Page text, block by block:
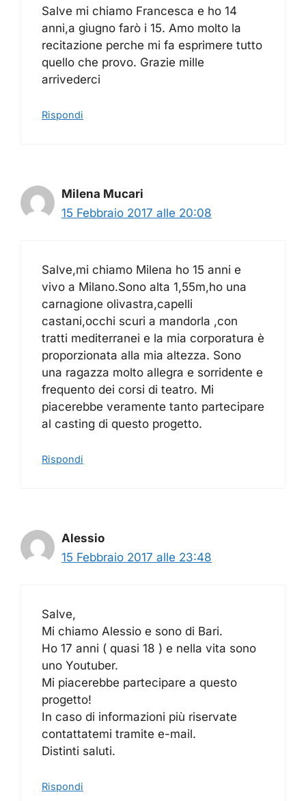
Salve mi chiamo Francesca e ho 14
anni,a giugno farò i 15. Amo molto la
recitazione perche mi fa esprimere tutto
quello che provo. Grazie mille
arrivederci
Rispondi
Milena Mucari
15 Febbraio 2017 alle 20:08
Salve,mi chiamo Milena ho 15 anni e
vivo a Milano.Sono alta 1,55m,ho una
carnagione olivastra,capelli
castani,occhi scuri a mandorla ,con
tratti mediterranei e la mia corporatura è
proporzionata alla mia altezza. Sono
una ragazza molto allegra e sorridente e
frequento dei corsi di teatro. Mi
piacerebbe veramente tanto partecipare
al casting di questo progetto.
Rispondi
Alessio
15 Febbraio 2017 alle 23:48
Salve,
Mi chiamo Alessio e sono di Bari.
Ho 17 anni ( quasi 18 ) e nella vita sono
uno Youtuber.
Mi piacerebbe partecipare a questo
progetto!
In caso di informazioni più riservate
contattatemi tramite e-mail.
Distinti saluti.
Rispondi